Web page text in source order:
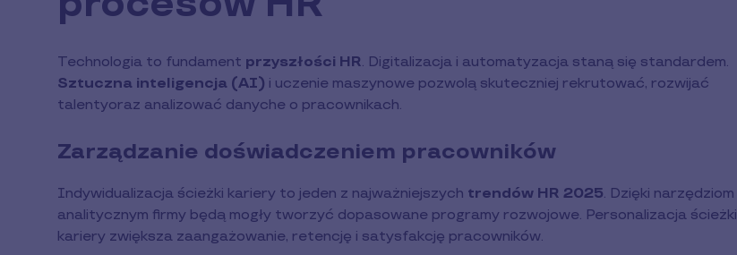
Technologia to fundament przyszłości HR. Digitalizacja i automatyzacja staną się standardem.
Sztuczna inteligencja (AI) i uczenie maszynowe pozwolą skuteczniej rekrutować, rozwijać
talentyoraz analizować danyche o pracownikach.
Zarządzanie doświadczeniem pracowników
Indywidualizacja ścieżki kariery to jeden z najważniejszych trendów HR 2025. Dzięki narzędziom
analitycznym firmy będą mogły tworzyć dopasowane programy rozwojowe. Personalizacja ścieżki
kariery zwiększa zaangażowanie, retencję i satysfakcję pracowników.